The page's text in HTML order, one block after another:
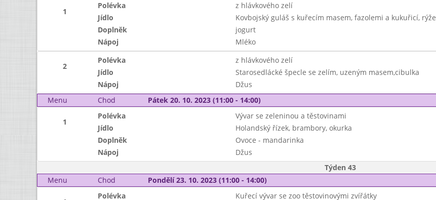
1
Polévka z hlávkového zelí
Jídlo
Kovbojský guláš s kuřecím masem, fazolemi a kukuřicí, rýže
Doplněk
jogurt
Nápoj
Mléko
2
Polévka z hlávkového zelí
Jídlo
Starosedlácké špecle se zelím, uzeným masem,cibulka
Nápoj
Džus
Menu
Chod Pátek 20. 10. 2023 (11:00 - 14:00)
1
Polévka Vývar se zeleninou a těstovinami
Jídlo
Holandský řízek, brambory, okurka
Doplněk
Ovoce - mandarinka
Nápoj
Džus
Týden 43
Menu
Chod Pondělí 23. 10. 2023 (11:00 - 14:00)
Polévka Kuřecí vývar se zoo těstovinovými zvířátky